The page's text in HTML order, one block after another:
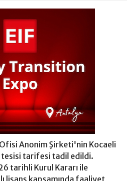
Anonim Şirketi'nin Kocaeli
tarifesi tadil edildi.
tarihli Kurul Kararı ile